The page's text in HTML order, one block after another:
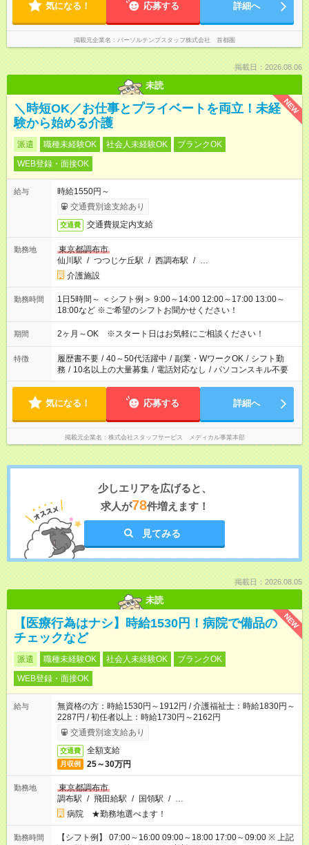
気になる！ 応募する 詳細へ
掲載元企業名 パーソルテンプスタッフ株式会社 首都圏
掲載日：2026.08.06
未読
NEW
＼時短OK／お仕事とプライベートを両立！未経
験から始める介護
派遣 職種未経験OK 社会人未経験OK
ブランクOK
WEB登録・面接OK
給与
時給1550円～
交通費別途支給あり
交通費 交通費規定内支給
勤務地
東京都調布市
仙川駅 / つつじケ丘駅 / 西調布駅 / …
介護施設
勤務時間
1日5時間～ ＜シフト例＞ 9:00～14:00 12:00～17:00 13:00～
18:00など ※ご希望のシフトお聞かせください！
期間 2ヶ月～OK ※スタート日はお気軽にご相談ください！
特徴 履歴書不要 / 40～50代活躍中 / 副業・WワークOK / シフト勤
務 / 10名以上の大量募集 / 電話対応なし / パソコンスキル不要
気になる！ 応募する 詳細へ
掲載元企業名 株式会社スタッフサービス メディカル事業本部
少しエリアを広げると、
求人が78件増えます！
見てみる
掲載日：2026.08.05
未読
NEW
【医療行為はナシ】時給1530円！病院で備品の
チェックなど
派遣 職種未経験OK 社会人未経験OK
ブランクOK
WEB登録・面接OK
給与
無資格の方：時給1530円～1912円 / 介護福祉士：時給1830円～
2287円 / 初任者以上：時給1730円～2162円
交通費別途支給あり
交通費 全額支給
月収例 25～30万円
勤務地
東京都調布市
調布駅 / 飛田給駅 / 国領駅 / …
病院 ★勤務地選べます！
勤務時間
【シフト例】 07:00～16:00 09:00～18:00 17:00～09:00 ※ 上記